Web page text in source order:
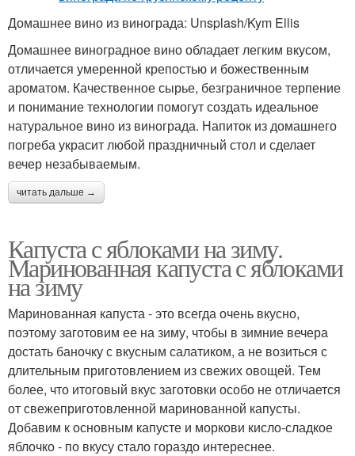
Домашнее вино из винограда: Unsplash/Kym Ellis
Домашнее виноградное вино обладает легким вкусом,
отличается умеренной крепостью и божественным
ароматом. Качественное сырье, безграничное терпение
и понимание технологии помогут создать идеальное
натуральное вино из винограда. Напиток из домашнего
погреба украсит любой праздничный стол и сделает
вечер незабываемым.
читать дальше →
Капуста с яблоками на зиму.
Маринованная капуста с яблоками
на зиму
Маринованная капуста - это всегда очень вкусно,
поэтому заготовим ее на зиму, чтобы в зимние вечера
достать баночку с вкусным салатиком, а не возиться с
длительным приготовлением из свежих овощей. Тем
более, что итоговый вкус заготовки особо не отличается
от свежеприготовленной маринованной капусты.
Добавим к основным капусте и моркови кисло-сладкое
яблочко - по вкусу стало гораздо интереснее.